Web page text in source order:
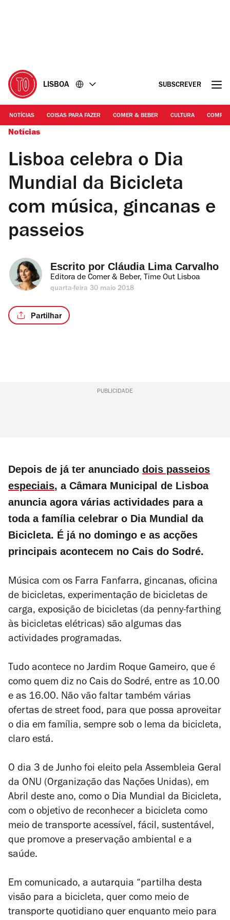
LISBOA SUBSCREVER
NOTÍCIAS COISAS PARA FAZER COMER & BEBER CULTURA
Notícias
Lisboa celebra o Dia
Mundial da Bicicleta
com música, gincanas e
passeios
Escrito por Cláudia Lima Carvalho
Editora de Comer & Beber, Time Out Lisboa
quarta-feira 30 maio 2018
Partilhar
PUBLICIDADE
Depois de já ter anunciado dois passeios
especiais, a Câmara Municipal de Lisboa
anuncia agora várias actividades para a
toda a família celebrar o Dia Mundial da
Bicicleta. É já no domingo e as acções
principais acontecem no Cais do Sodré.
Música com os Farra Fanfarra, gincanas, oficina
de bicicletas, experimentação de bicicletas de
carga, exposição de bicicletas (da penny-farthing
às bicicletas elétricas) são algumas das
actividades programadas.
Tudo acontece no Jardim Roque Gameiro, que é
como quem diz no Cais do Sodré, entre as 10.00
e as 16.00. Não vão faltar também várias
ofertas de street food, para que possa aproveitar
o dia em família, sempre sob o lema da bicicleta,
claro está.
O dia 3 de Junho foi eleito pela Assembleia Geral
da ONU (Organização das Nações Unidas), em
Abril deste ano, como o Dia Mundial da Bicicleta,
com o objetivo de reconhecer a bicicleta como
meio de transporte acessível, fácil, sustentável,
que promove a preservação ambiental e a
saúde.
Em comunicado, a autarquia “partilha desta
visão para a bicicleta, quer como meio de
transporte quotidiano quer enquanto meio para